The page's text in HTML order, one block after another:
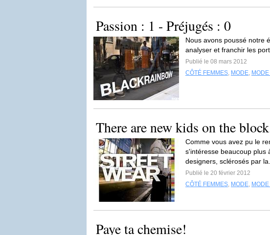
Passion : 1 - Préjugés : 0
Nous avons poussé notre
analyser et franchir les
Publié le 08 mars 2012
CÔTÉ FEMMES, MODE,
There are new kids on the
Comme vous avez pu le
s'intéresse beaucoup
designers, sclérosés par
Publié le 20 février 2012
CÔTÉ FEMMES, MODE,
Paye ta chemise!